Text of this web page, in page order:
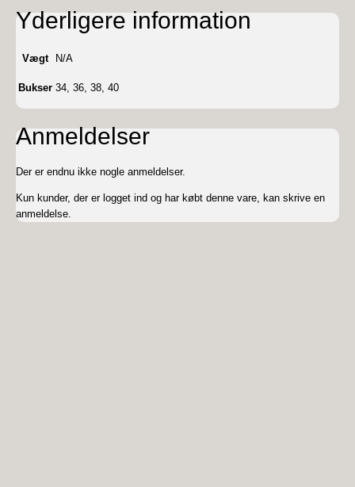
Yderligere information
Vægt N/A
Bukser 34, 36, 38, 40
Anmeldelser
Der er endnu ikke nogle anmeldelser.
Kun kunder, der er logget ind og har købt denne vare, kan skrive en
anmeldelse.